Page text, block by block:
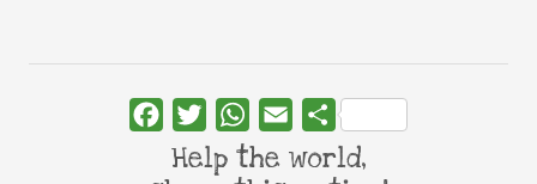
FacebookTwitterWhatsApp
Email Share
Help the world,